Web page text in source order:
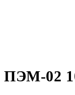
ПЭМ-02